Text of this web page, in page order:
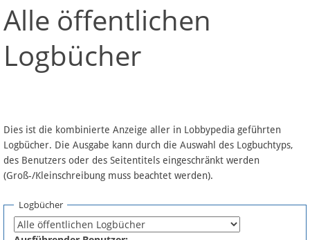
Navigation
Über Lobbypedia
Artikel nach Kategorien
FAQ
Fördermitglied werden
Alle öffentlichen
Logbücher
Dies ist die kombinierte Anzeige aller in Lobbypedia geführten
Logbücher. Die Ausgabe kann durch die Auswahl des Logbuchtyps,
des Benutzers oder des Seitentitels eingeschränkt werden
(Groß-/Kleinschreibung muss beachtet werden).
Logbücher